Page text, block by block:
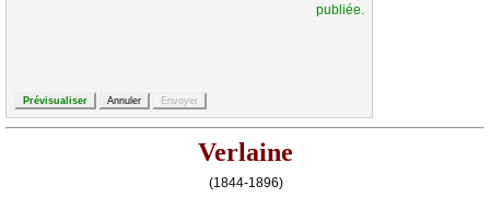
publiée.
Verlaine
(1844-1896)